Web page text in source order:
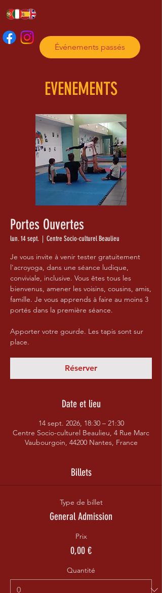
Événements passés
EVENEMENTS
Portes Ouvertes
lun. 14 sept.
  |
Centre Socio-culturel Beaulieu
Je vous invite à venir tester gratuitement
l'acroyoga, dans une séance ludique,
conviviale, inclusive. Vous êtes tous les
bienvenus, amener les voisins, cousins, amis,
famille. Je vous apprends à faire au moins 3
portés dans la première séance.
Apporter votre gourde. Les tapis sont sur
place.
Réserver
Date et lieu
14 sept. 2026, 18:30 – 21:30
Centre Socio-culturel Beaulieu, 4 Rue Marc
Vaubourgoin, 44200 Nantes, France
Billets
Type de billet
General Admission
Prix
0,00 €
Quantité